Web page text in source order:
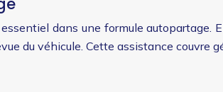
dans une formule
du véhicule. Cette assistance couvre